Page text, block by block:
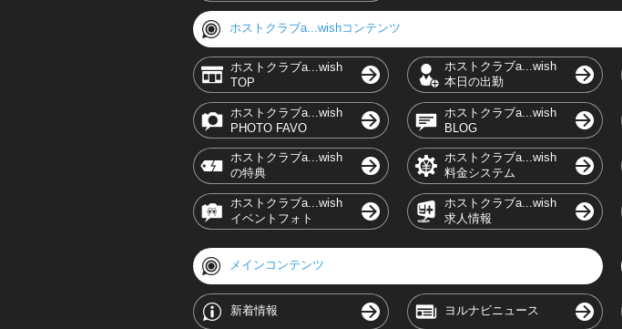
ホストクラブa...wishコンテンツ
ホストクラブa...wish
TOP
ホストクラブa...wish
本日の出勤
ホストクラブa...wish
PHOTO FAVO
ホストクラブa...wish
BLOG
ホストクラブa...wish
の特典
ホストクラブa...wish
料金システム
ホストクラブa...wish
イベントフォト
ホストクラブa...wish
求人情報
メインコンテンツ
新着情報 ヨルナビニュース